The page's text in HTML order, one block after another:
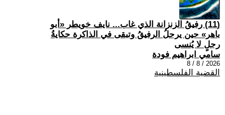
(11) رفيقُ الزنزانة الذي غاب... نايف خويطر «أبو
باهر» حين يرحلُ الرفيقُ وتبقى في الذاكرة حكايةُ
رجلٍ لا يُنسى
سامي ابراهيم فودة
2026 / 8 / 8
القضية الفلسطينية